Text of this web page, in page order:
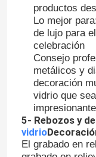
Solicitar una
Botellas de
tarros de cristal
Tazas de vidrio
productos
Lo mejor
de lujo para
celebración
Consejo
metálicos y
decoración
vidrio que
5- Rebozos y
vidrio
El grabado en